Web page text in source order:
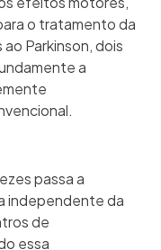
o tratamento da
Parkinson, dois
a
passa a
independente da
de
essa